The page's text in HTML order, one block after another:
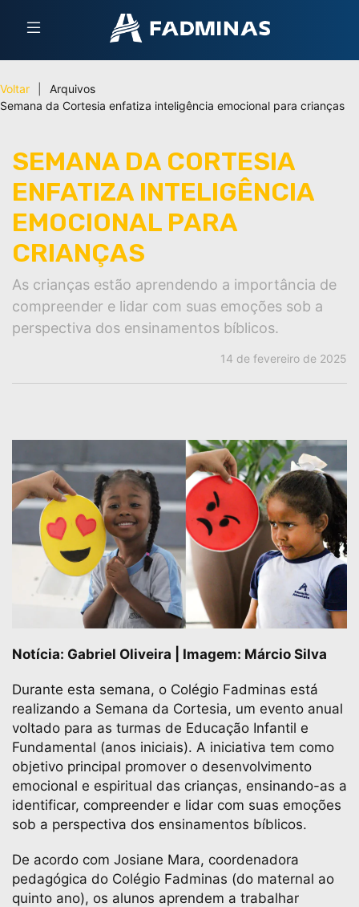
Voltar
Arquivos
Semana da Cortesia enfatiza inteligência emocional para crianças
SEMANA DA CORTESIA
ENFATIZA INTELIGÊNCIA
EMOCIONAL PARA
CRIANÇAS
As crianças estão aprendendo a importância de
compreender e lidar com suas emoções sob a
perspectiva dos ensinamentos bíblicos.
14 de fevereiro de 2025
Notícia: Gabriel Oliveira | Imagem: Márcio Silva
Durante esta semana, o Colégio Fadminas está
realizando a Semana da Cortesia, um evento anual
voltado para as turmas de Educação Infantil e
Fundamental (anos iniciais). A iniciativa tem como
objetivo principal promover o desenvolvimento
emocional e espiritual das crianças, ensinando-as a
identificar, compreender e lidar com suas emoções
sob a perspectiva dos ensinamentos bíblicos.
De acordo com Josiane Mara, coordenadora
pedagógica do Colégio Fadminas (do maternal ao
quinto ano), os alunos aprendem a trabalhar